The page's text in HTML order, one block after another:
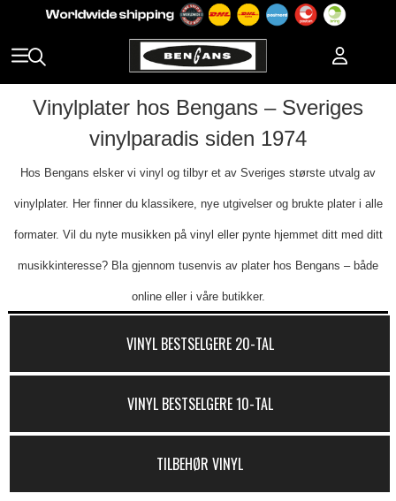
Vinylplater hos Bengans – Sveriges
vinylparadis siden 1974
Hos Bengans elsker vi vinyl og tilbyr et av Sveriges største utvalg av
vinylplater. Her finner du klassikere, nye utgivelser og brukte plater i alle
formater. Vil du nyte musikken på vinyl eller pynte hjemmet ditt med ditt
musikkinteresse? Bla gjennom tusenvis av plater hos Bengans – både
online eller i våre butikker.
VINYL BESTSELGERE 20-TAL
VINYL BESTSELGERE 10-TAL
TILBEHØR VINYL